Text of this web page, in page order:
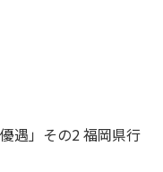
遇」その2 福岡県行